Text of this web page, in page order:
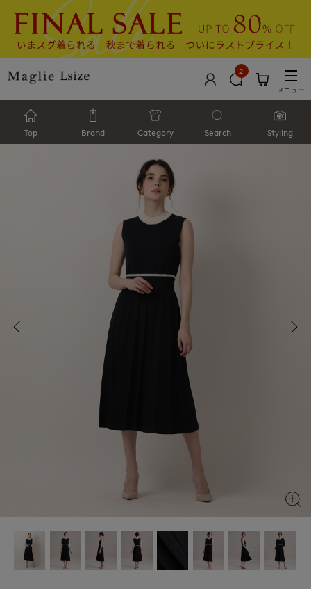
2
メニュー
Top Brand Category Search Styling